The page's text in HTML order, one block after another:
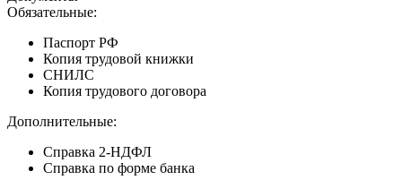
Обязательные:
Паспорт РФ
Копия трудовой книжки
СНИЛС
Копия трудового договора
Дополнительные:
Справка 2-НДФЛ
Справка по форме банка